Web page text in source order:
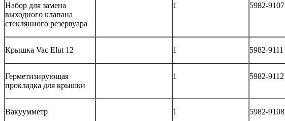
Набор для замена
выходного клапана
стеклянного резервуара
1 5982-9107
Крышка Vac Elut 12 1 5982-9111
Герметизирующая
прокладка для крышки
1 5982-9112
Вакуумметр 1 5982-9108